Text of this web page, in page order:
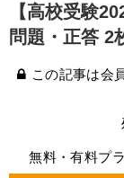
【高校受験
問題・正答 2
この記事は会
無料・有料プ